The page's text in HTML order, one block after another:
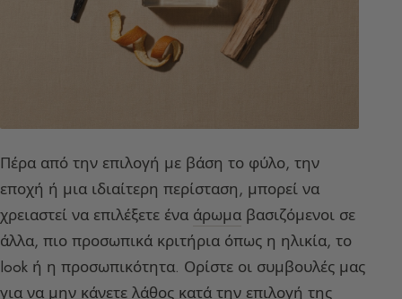
Πέρα από την επιλογή με βάση το φύλο, την
εποχή ή μια ιδιαίτερη περίσταση, μπορεί να
χρειαστεί να επιλέξετε ένα άρωμα βασιζόμενοι σε
άλλα, πιο προσωπικά κριτήρια όπως η ηλικία, το
look ή η προσωπικότητα. Ορίστε οι συμβουλές μας
για να μην κάνετε λάθος κατά την επιλογή της